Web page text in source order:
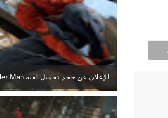
الإعلان عن حجم تحميل لعبة Spider Man